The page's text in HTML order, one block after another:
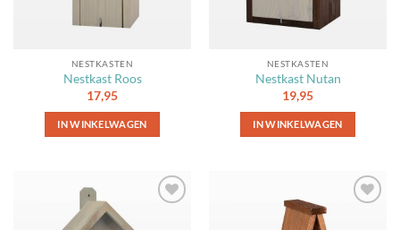
NESTKASTEN
Nestkast Roos
17,95
IN WINKELWAGEN
NESTKASTEN
Nestkast Nutan
19,95
IN WINKELWAGEN